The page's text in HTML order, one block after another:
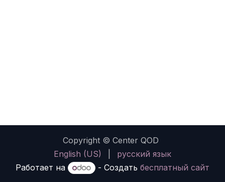
Copyright © Center QOD
English (US)
русский язык
Работает на
- Создать бесплатный сайт